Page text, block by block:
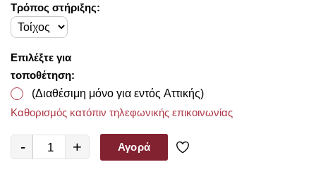
Τρόπος στήριξης:
Επιλέξτε για
τοποθέτηση:
(Διαθέσιμη μόνο για εντός Αττικής)
Καθορισμός κατόπιν τηλεφωνικής επικοινωνίας
- + Αγορά